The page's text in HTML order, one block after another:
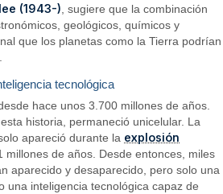
(1943-) , sugiere que la combinación
geológicos, químicos y
que los planetas como la Tierra podrían
tecnológica
hace unos 3.700 millones de años.
historia, permaneció unicelular. La
apareció durante la explosión
millones de años. Desde entonces, miles
aparecido y desaparecido, pero solo una
una inteligencia tecnológica capaz de